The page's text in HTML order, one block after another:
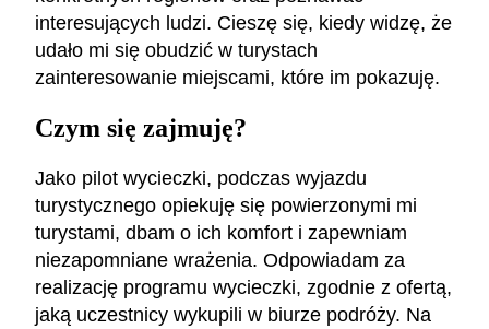
interesujących ludzi. Cieszę się, kiedy widzę, że
udało mi się obudzić w turystach
zainteresowanie miejscami, które im pokazuję.
Czym się zajmuję?
Jako pilot wycieczki, podczas wyjazdu
turystycznego opiekuję się powierzonymi mi
turystami, dbam o ich komfort i zapewniam
niezapomniane wrażenia. Odpowiadam za
realizację programu wycieczki, zgodnie z ofertą,
jaką uczestnicy wykupili w biurze podróży. Na